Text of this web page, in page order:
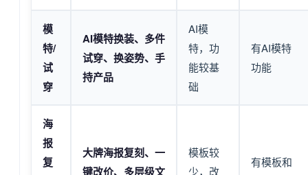
模
特/
试
穿
AI模特换装、多件
试穿、换姿势、手
持产品
AI模
特，功
能较基
础
有AI模特
功能
海
报
复
大牌海报复刻、一
键改价、多层级文
模板较
少，改
有模板和